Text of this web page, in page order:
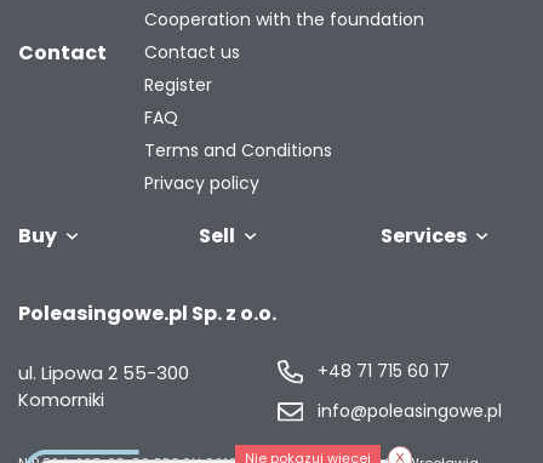
Nie pokazuj więcej
Buy Sell
your fleet
Services
Cooperation with the foundation
Contact
Contact us
Register
FAQ
Terms and Conditions
Privacy policy
Poleasingowe.pl Sp. z o.o.
ul. Lipowa 2 55-300
Komorniki
+48 71 715 60 17
info@poleasingowe.pl